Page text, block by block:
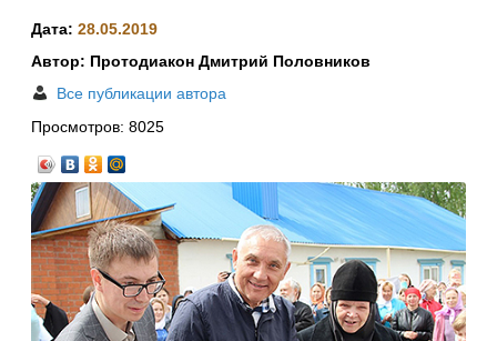
Дата: 28.05.2019
Автор: Протодиакон Дмитрий Половников
Все публикации автора
Просмотров: 8025